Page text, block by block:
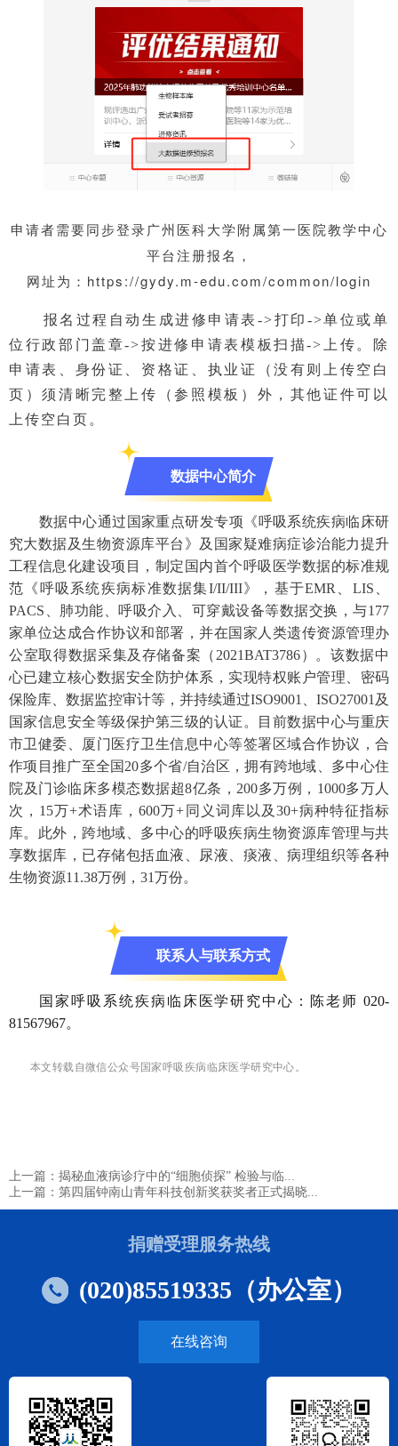
申请者需要同步登录广州医科大学附属第一医院教学中心
平台注册报名，
网址为： https://gydy.m-edu.com/common/login
报名过程自动生成进修申请表->打印->单位或单
位行政部门盖章->按进修申请表模板扫描->上传。除
申请表、身份证、资格证、执业证（没有则上传空白
页）须清晰完整上传（参照模板）外，其他证件可以
上传空白页。
数据中心简介
数据中心通过国家重点研发专项《呼吸系统疾病临床研
究大数据及生物资源库平台》及国家疑难病症诊治能力提升
工程信息化建设项目，制定国内首个呼吸医学数据的标准规
范《呼吸系统疾病标准数据集I/II/III》，基于EMR、LIS、
PACS、肺功能、呼吸介入、可穿戴设备等数据交换，与177
家单位达成合作协议和部署，并在国家人类遗传资源管理办
公室取得数据采集及存储备案（2021BAT3786）。该数据中
心已建立核心数据安全防护体系，实现特权账户管理、密码
保险库、数据监控审计等，并持续通过ISO9001、ISO27001及
国家信息安全等级保护第三级的认证。目前数据中心与重庆
市卫健委、厦门医疗卫生信息中心等签署区域合作协议，合
作项目推广至全国20多个省/自治区，拥有跨地域、多中心住
院及门诊临床多模态数据超8亿条，200多万例，1000多万人
次，15万+术语库，600万+同义词库以及30+病种特征指标
库。此外，跨地域、多中心的呼吸疾病生物资源库管理与共
享数据库，已存储包括血液、尿液、痰液、病理组织等各种
生物资源11.38万例，31万份。
联系人与联系方式
国家呼吸系统疾病临床医学研究中心：陈老师 020-
81567967。
本文转载自微信公众号国家呼吸疾病临床医学研究中心。
上一篇：揭秘血液病诊疗中的“细胞侦探” 检验与临...
上一篇：第四届钟南山青年科技创新奖获奖者正式揭晓...
捐赠受理服务热线
(020)85519335（办公室）
在线咨询